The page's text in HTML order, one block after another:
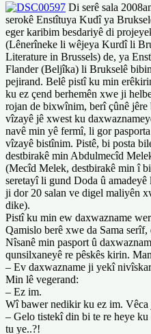
Di serê sala
serokê Enstîtuya Kudî ya
eger karibim besdariyê di
(Lênerîneke li wêjeya Kurdî li
Literature in Brussels) de, ya
Flander (Beljîka) li Brukselê
pejirand. Belê pistî ku min
ku ez çend berhemên xwe ji
rojan de bixwînim, berî çûnê
vîzayê jê xwest ku
navê min yê fermî, li gor
vîzayê bistînim. Pistê, bi posta
destbirakê min Abdulmecîd
(Mecîd Melek, destbirakê min î
seretayî li gund Doda û
ji dor 20 salan ve digel maliyên
dike).
Pistî ku min ew daxwazname
Qamislo berê xwe da Sama
Nîsanê min pasport û
qunsilxaneyê re pêskês kirin.
– Ev daxwazname ji yekî
Min lê vegerand:
– Ez im.
Wî bawer nedikir ku ez im.
– Gelo tistekî din bi te re heye
tu ye..?!